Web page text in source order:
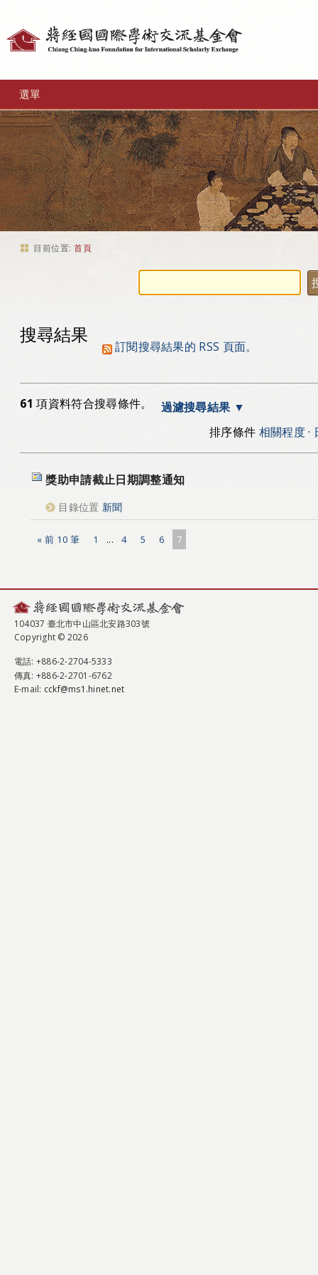
選單
目前位置: 首頁
搜尋結果
訂閱搜尋結果的 RSS 頁面。
61 項資料符合搜尋條件。
過濾搜尋結果
排序條件 相關程度·
獎助申請截止日期調整通知
目錄位置 新聞
« 前 10 筆 1 ... 4 5 6 7
104037 臺北市中山區北安路303號
Copyright © 2026
電話: +886-2-2704-5333
傳真: +886-2-2701-6762
E-mail: cckf@ms1.hinet.net